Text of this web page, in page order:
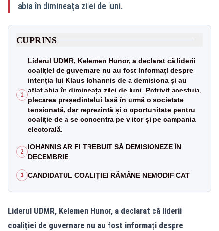
abia în dimineața zilei de luni.
CUPRINS
1
Liderul UDMR, Kelemen Hunor, a declarat că liderii
coaliției de guvernare nu au fost informați despre
intenția lui Klaus Iohannis de a demisiona și au
aflat abia în dimineața zilei de luni. Potrivit acestuia,
plecarea președintelui lasă în urmă o societate
tensionată, dar reprezintă și o oportunitate pentru
coaliție de a se concentra pe viitor și pe campania
electorală.
2
IOHANNIS AR FI TREBUIT SĂ DEMISIONEZE ÎN
DECEMBRIE
3 CANDIDATUL COALIȚIEI RĂMÂNE NEMODIFICAT
Liderul UDMR, Kelemen Hunor, a declarat că liderii
coaliției de guvernare nu au fost informați despre